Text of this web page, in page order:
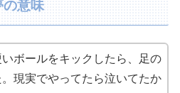
の意味
ボールをキックしたら、足の
現実でやってたら泣いてたか